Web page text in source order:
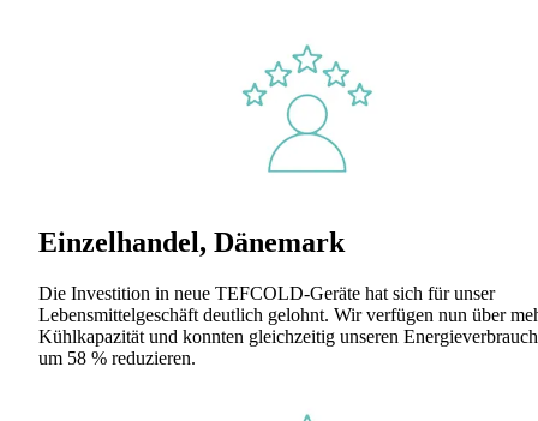
Einzelhandel, Dänemark
Die Investition in neue TEFCOLD-Geräte hat sich für unser
Lebensmittelgeschäft deutlich gelohnt. Wir verfügen nun über
Kühlkapazität und konnten gleichzeitig unseren Energieverbrauch
um 58 % reduzieren.